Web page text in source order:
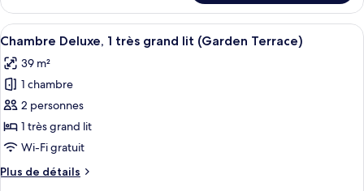
très
grand
lit
(One
Bedroom
Suite)
le
type
de
Suite
Supérieure,
très
grand
lit
(One
Bedroom
Afficher
toutes
les
photos
pour
ce
type
chambre :
Une chambre d’hôtel moderne,
5
Chambre Deluxe, 1 très grand lit (Garden Terrace)
39 m²
1 chambre
2 personnes
1 très grand lit
Wi-Fi gratuit
Plus de détails
Plus